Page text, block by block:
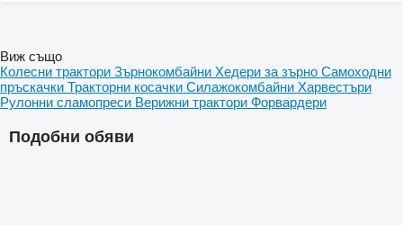
Подобни обяви
Виж също
Колесни трактори Зърнокомбайни Хедери за зърно Самоходни
пръскачки Тракторни косачки Силажокомбайни Харвестъри
Рулонни сламопреси Верижни трактори Форвардери